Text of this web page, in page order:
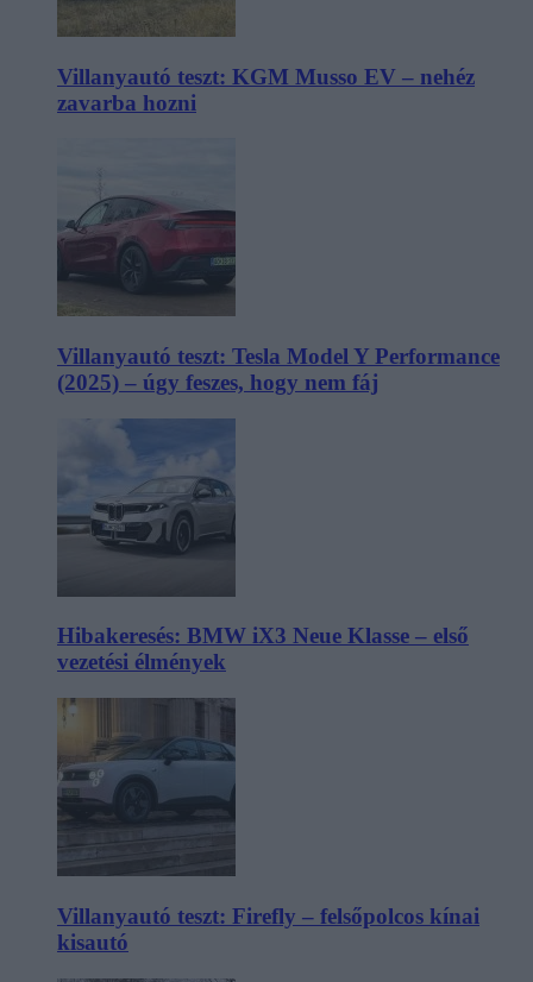
Villanyautó teszt: KGM Musso EV – nehéz
zavarba hozni
Villanyautó teszt: Tesla Model Y Performance
(2025) – úgy feszes, hogy nem fáj
Hibakeresés: BMW iX3 Neue Klasse – első
vezetési élmények
Villanyautó teszt: Firefly – felsőpolcos kínai
kisautó